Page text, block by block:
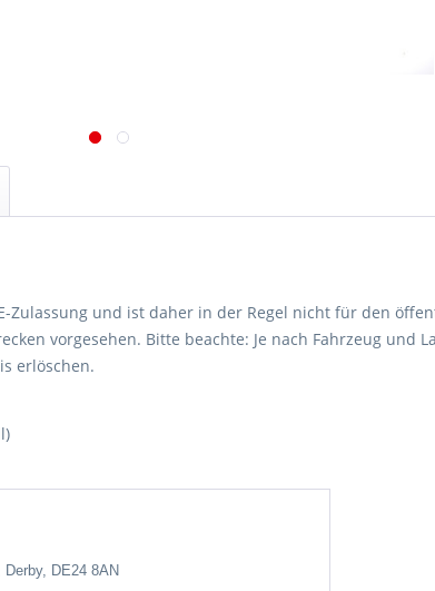
Zulassung und ist daher in der Regel nicht für den
vorgesehen. Bitte beachte: Je nach Fahrzeug und
erlöschen.
DE24 8AN